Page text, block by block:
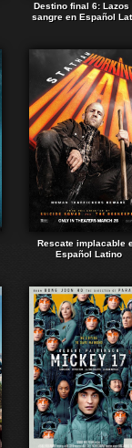
Destino final 6: Lazos
sangre en Español
Rescate implacable
Español Latino